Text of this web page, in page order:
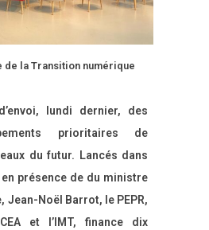
de la Transition numérique
lundi dernier, des
prioritaires de
du futur. Lancés dans
en présence de du ministre
Noël Barrot, le PEPR,
et l’IMT, finance dix